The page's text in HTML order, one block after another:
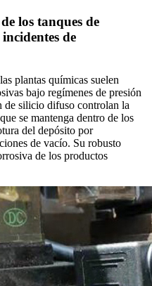
los tanques de
de
plantas químicas suelen
bajo regímenes de presión
de silicio difuso controlan la
se mantenga dentro de los
del depósito por
de vacío. Su robusto
de los productos